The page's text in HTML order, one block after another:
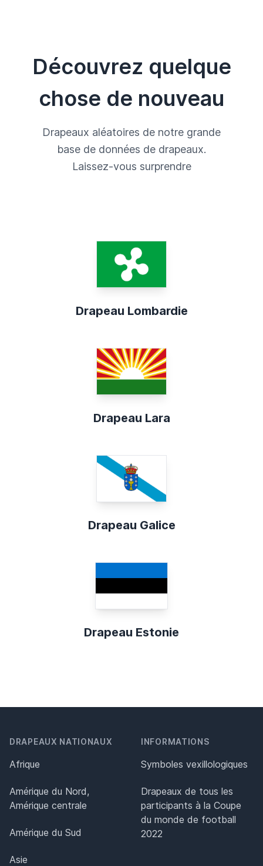
Découvrez quelque
chose de nouveau
Drapeaux aléatoires de notre grande
base de données de drapeaux.
Laissez-vous surprendre
Drapeau Lombardie
Drapeau Lara
Drapeau Galice
Drapeau Estonie
DRAPEAUX NATIONAUX
Afrique
Amérique du Nord,
Amérique centrale
Amérique du Sud
Asie
INFORMATIONS
Symboles vexillologiques
Drapeaux de tous les
participants à la Coupe
du monde de football
2022